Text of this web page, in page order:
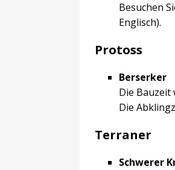
Besuchen
Englisch).
Protoss
Berserker
Die Bauzeit
Die
Terraner
Schwerer